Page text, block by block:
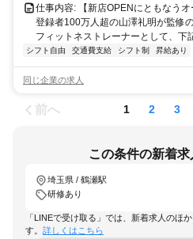
仕事内容: 【新店OPENにともなう
登録者100万人超の山澤礼明が監修
フィットネストレーナーとして、下
シフト自由 交通費支給 シフト制 昇給あり
同じ企業の求人
前へ 1 2 3
この条件の新着
埼玉県 / 鶴瀬駅
研修あり
「LINEで受け取る」では、新着求人のほ
す。 詳しくはこちら